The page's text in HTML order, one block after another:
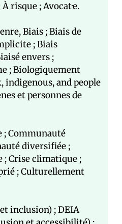
risque ; Avocat·e.
Biais ; Biais de
; Biais
envers ;
; Biologiquement
indigenous, and people
et personnes de
; Communauté
diversifiée ;
; Crise climatique ;
; Culturellement
inclusion) ; DEIA